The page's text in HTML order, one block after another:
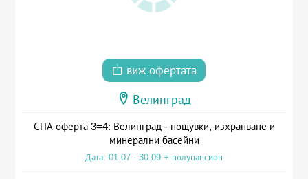
виж офертата
Велинград
СПА оферта 3=4: Велинград - нощувки, изхранване и
минерални басейни
Дата: 01.07 - 30.09 + полупансион